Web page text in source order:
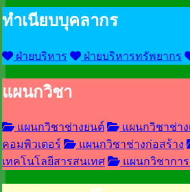
ทำเนียบบุคลากร
ฝ่ายบริหาร ฝ่ายบริหารทรัพยากร
แผนกวิชา
แผนกวิชาช่างยนต์ แผนกวิชาช่า
คอมพิวเตอร์
แผนกวิชาช่างก่อสร้าง
เทคโนโลยีสารสนเทศ
แผนกวิชากา